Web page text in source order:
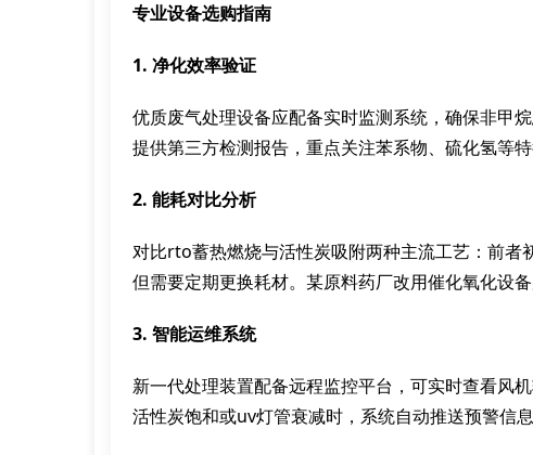
专业设备选购指南
1. 净化效率验证
优质废气处理设备应配备实时监测系统，确保非甲
提供第三方检测报告，重点关注苯系物、硫化氢等特
2. 能耗对比分析
对比rto蓄热燃烧与活性炭吸附两种主流工艺：前者
但需要定期更换耗材。某原料药厂改用催化氧化设备
3. 智能运维系统
新一代处理装置配备远程监控平台，可实时查看风
活性炭饱和或uv灯管衰减时，系统自动推送预警信息